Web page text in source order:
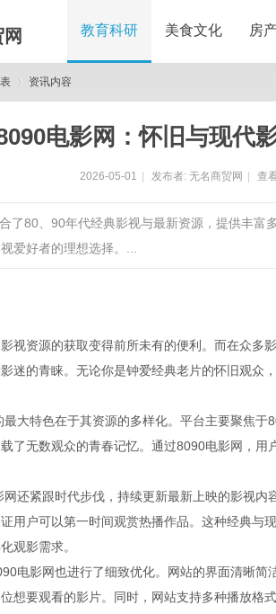
教育科研 美食文化 房
资讯内容
电影网：怀旧与现代
2026-05-01 发布者: 无名商贸网 查
了80、90年代经典影视与最新资源，提供丰
爱好者的理想选择。...
视资源的获取变得前所未有的便利。而在众多
迷的青睐。无论你是钟爱经典老片的怀旧观众
大特色在于其资源的多样化。平台主要聚焦
了无数观众的青春记忆。通过8090电影网，
还紧跟时代步伐，持续更新最新上映的影视
用户可以第一时间观赏热播作品。这种经典与
观影需求。
电影网也进行了细致优化。网站的界面清晰
想要观看的影片。同时，网站支持多种播放格